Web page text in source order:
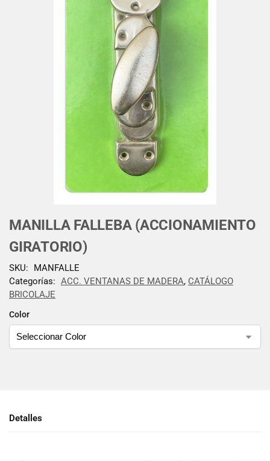
MANILLA FALLEBA (ACCIONAMIENTO
GIRATORIO)
Color
SKU:
MANFALLE
Categorías: ACC. VENTANAS DE MADERA, CATÁLOGO
BRICOLAJE
Detalles